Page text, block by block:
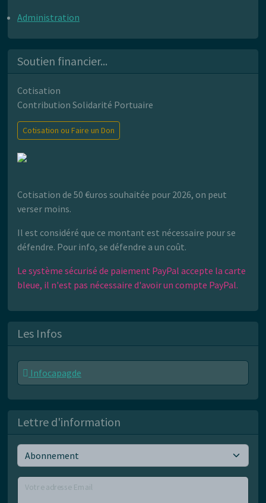
Administration
Soutien financier...
Cotisation
Contribution Solidarité Portuaire
Cotisation ou Faire un Don
Cotisation de 50 €uros souhaitée pour 2026, on peut
verser moins.
Il est considéré que ce montant est nécessaire pour se
défendre. Pour info, se défendre a un coût.
Le système sécurisé de paiement PayPal accepte la carte
bleue, il n'est pas nécessaire d'avoir un compte PayPal.
Les Infos
Infocapagde
Lettre d'information
Votre adresse Email